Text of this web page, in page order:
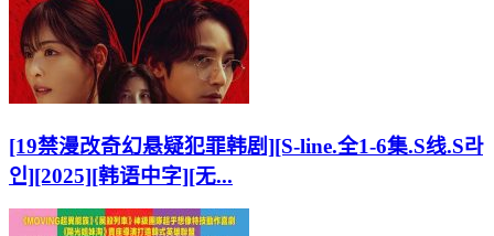
[19禁漫改奇幻悬疑犯罪韩剧][S-line.全1-6集.S线.S라
인][2025][韩语中字][无...